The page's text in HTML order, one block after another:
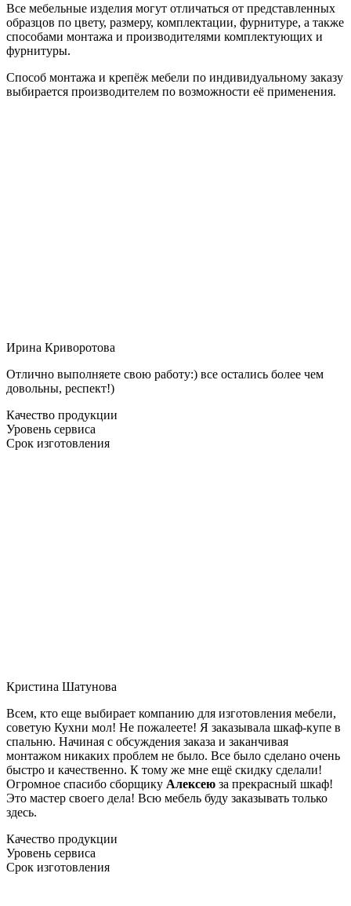
Все мебельные изделия могут отличаться от представленных
образцов по цвету, размеру, комплектации, фурнитуре, а также
способами монтажа и производителями комплектующих и
фурнитуры.
Способ монтажа и крепёж мебели по индивидуальному заказу
выбирается производителем по возможности её применения.
Ирина Криворотова
Отлично выполняете свою работу:) все остались более чем
довольны, респект!)
Качество продукции
Уровень сервиса
Срок изготовления
Кристина Шатунова
Всем, кто еще выбирает компанию для изготовления мебели,
советую Кухни мол! Не пожалеете! Я заказывала шкаф-купе в
спальню. Начиная с обсуждения заказа и заканчивая
монтажом никаких проблем не было. Все было сделано очень
быстро и качественно. К тому же мне ещё скидку сделали!
Огромное спасибо сборщику Алексею за прекрасный шкаф!
Это мастер своего дела! Всю мебель буду заказывать только
здесь.
Качество продукции
Уровень сервиса
Срок изготовления